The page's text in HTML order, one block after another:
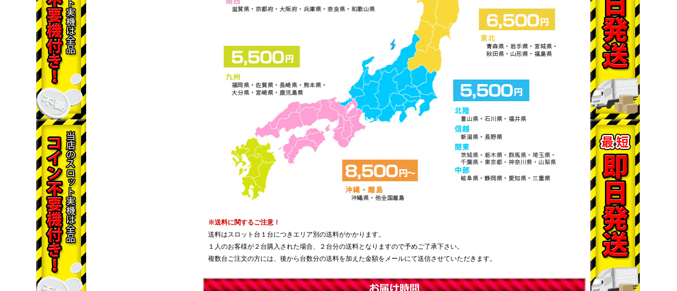
※送料に関するご注意！
送料はスロット台１台につきエリア別の送料がかかります。
１人のお客様が２台購入された場合、２台分の送料となりますので予めご了承下さい。
複数台ご注文の方には、後から台数分の送料を加えた金額をメールにて送信させていただきます。